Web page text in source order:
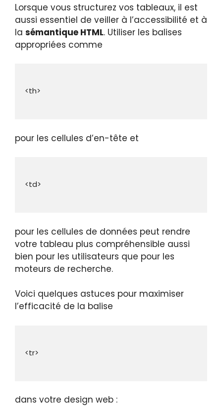
Lorsque vous structurez vos tableaux, il est
aussi essentiel de veiller à l’accessibilité et à
la sémantique HTML. Utiliser les balises
appropriées comme
pour les cellules d’en-tête et
pour les cellules de données peut rendre
votre tableau plus compréhensible aussi
bien pour les utilisateurs que pour les
moteurs de recherche.
Voici quelques astuces pour maximiser
l’efficacité de la balise
dans votre design web :